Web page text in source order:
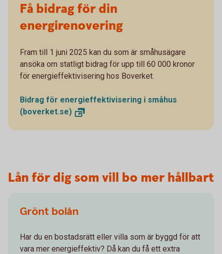
Få bidrag för din
energirenovering
Fram till 1 juni 2025 kan du som är småhusägare
ansöka om statligt bidrag för upp till 60 000 kronor
för energieffektivisering hos Boverket.
Bidrag för energieffektivisering i småhus
(boverket.se)
Lån för dig som vill bo mer hållbart
Grönt bolån
Har du en bostadsrätt eller villa som är byggd för att
vara mer energieffektiv? Då kan du få ett extra